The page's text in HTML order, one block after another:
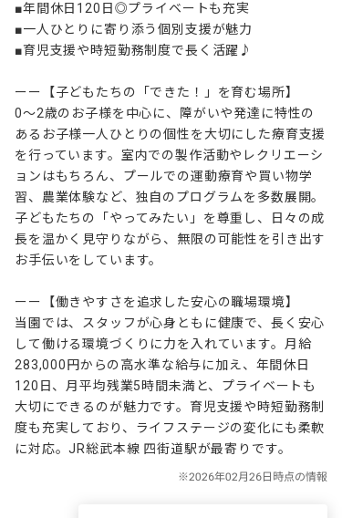
■年間休日120日◎プライベートも充実
■一人ひとりに寄り添う個別支援が魅力
■育児支援や時短勤務制度で長く活躍♪
ーー【子どもたちの「できた！」を育む場所】
0～2歳のお子様を中心に、障がいや発達に特性の
あるお子様一人ひとりの個性を大切にした療育支援
を行っています。室内での製作活動やレクリエーシ
ョンはもちろん、プールでの運動療育や買い物学
習、農業体験など、独自のプログラムを多数展開。
子どもたちの「やってみたい」を尊重し、日々の成
長を温かく見守りながら、無限の可能性を引き出す
お手伝いをしています。
ーー【働きやすさを追求した安心の職場環境】
当園では、スタッフが心身ともに健康で、長く安心
して働ける環境づくりに力を入れています。月給
283,000円からの高水準な給与に加え、年間休日
120日、月平均残業5時間未満と、プライベートも
大切にできるのが魅力です。育児支援や時短勤務制
度も充実しており、ライフステージの変化にも柔軟
に対応。JR総武本線 四街道駅が最寄りです。